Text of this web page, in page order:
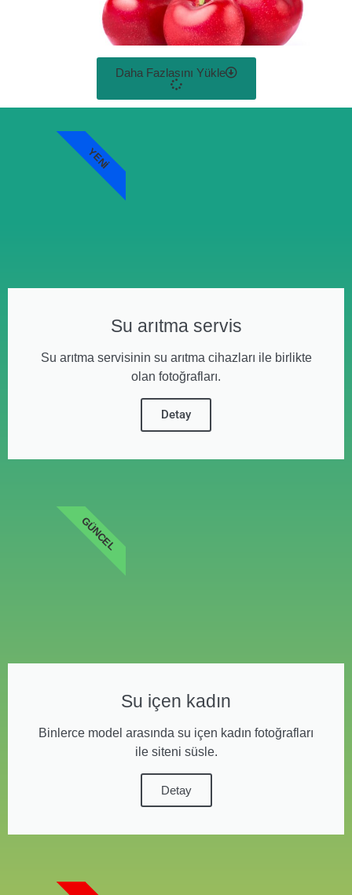
Daha Fazlasını Yükle
Su arıtma servis
Su arıtma servisinin su arıtma cihazları ile birlikte
olan fotoğrafları.
Detay
YENI
Su içen kadın
Binlerce model arasında su içen kadın fotoğrafları
ile siteni süsle.
Detay
GÜNCEL